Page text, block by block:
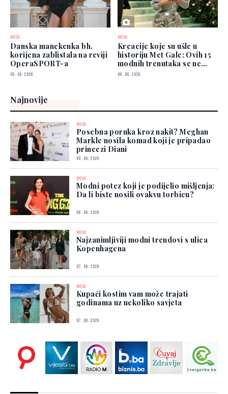
MODA
Danska manekenka bh.
korijena zablistala na reviji
OperaSPORT-a
05. 08. 2026.
MODA
Kreacije koje su ušle u
historiju Met Gale: Ovih 15
modnih trenutaka se ne
zaboravlja
06. 08. 2026.
Najnovije
MODA
Posebna poruka kroz nakit? Meghan
Markle nosila komad koji je pripadao
princezi Diani
09. 08. 2026.
MODA
Modni potez koji je podijelio mišljenja:
Da li biste nosili ovakvu torbicu?
08. 08. 2026.
MODA
Najzanimljiviji modni trendovi s ulica
Kopenhagena
07. 08. 2026.
MODA
Kupaći kostim vam može trajati
godinama uz nekoliko savjeta
07. 08. 2026.